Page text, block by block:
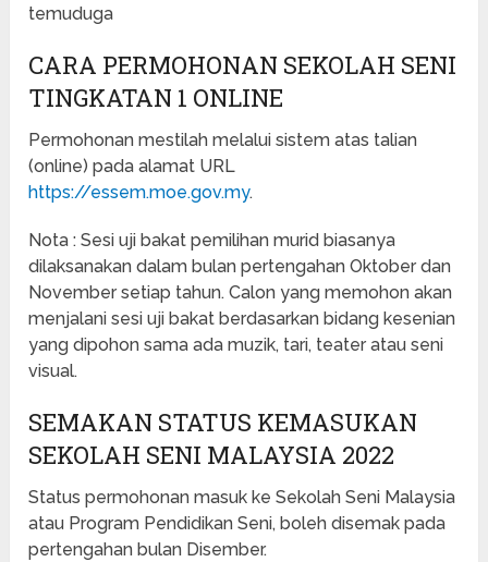
temuduga
CARA PERMOHONAN SEKOLAH SENI
TINGKATAN 1 ONLINE
Permohonan mestilah melalui sistem atas talian
(online) pada alamat URL
https://essem.moe.gov.my.
Nota : Sesi uji bakat pemilihan murid biasanya
dilaksanakan dalam bulan pertengahan Oktober dan
November setiap tahun. Calon yang memohon akan
menjalani sesi uji bakat berdasarkan bidang kesenian
yang dipohon sama ada muzik, tari, teater atau seni
visual.
SEMAKAN STATUS KEMASUKAN
SEKOLAH SENI MALAYSIA 2022
Status permohonan masuk ke Sekolah Seni Malaysia
atau Program Pendidikan Seni, boleh disemak pada
pertengahan bulan Disember.